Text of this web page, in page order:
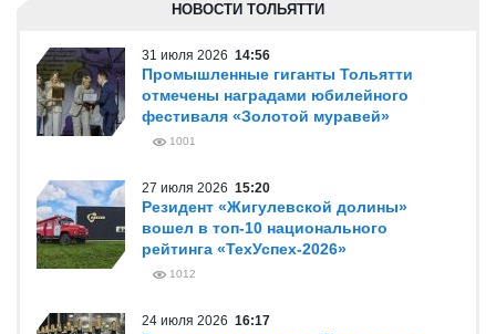
НОВОСТИ ТОЛЬЯТТИ
31 июля 2026 14:56
Промышленные гиганты Тольятти
отмечены наградами юбилейного
фестиваля «Золотой муравей»
1001
27 июля 2026 15:20
Резидент «Жигулевской долины»
вошел в топ-10 национального
рейтинга «ТехУспех-2026»
1012
24 июля 2026 16:17